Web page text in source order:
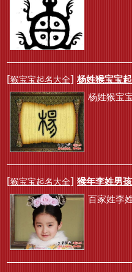
[猴宝宝起名大全] 杨姓猴宝宝
杨姓猴宝
[猴宝宝起名大全] 猴年李姓男
百家姓李